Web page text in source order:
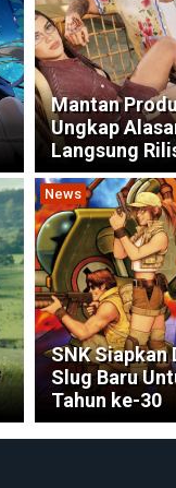
Mantan
Ungkap
Langsung
News
SNK Siapkan
Slug Baru
Tahun ke-30